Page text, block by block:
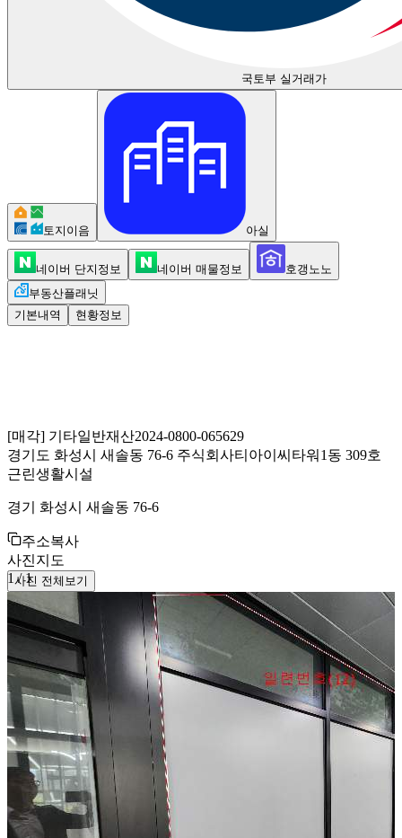
국토부 실거래가
토지이음 아실
네이버 단지정보 네이버 매물정보
호갱노노
부동산플래닛
기본내역
현황정보
[매각] 기타일반재산2024-0800-065629
경기도 화성시 새솔동 76-6 주식회사티아이씨타워1동 309호
근린생활시설
경기 화성시 새솔동 76-6
주소복사
사진지도
1 /1
사진 전체보기